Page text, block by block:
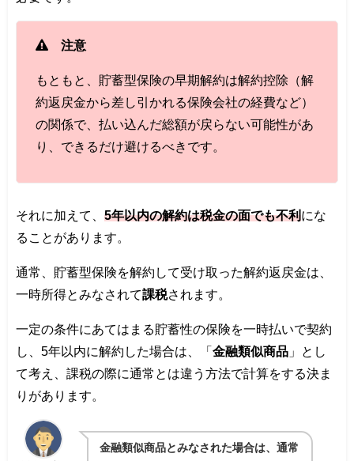
注意
もともと、貯蓄型保険の早期解約は解約控除（解
約返戻金から差し引かれる保険会社の経費など）
の関係で、払い込んだ総額が戻らない可能性があ
り、できるだけ避けるべきです。
それに加えて、 5年以内の解約は税金の面でも不利にな
ることがあります。
通常、貯蓄型保険を解約して受け取った解約返戻金は、
一時所得とみなされて課税されます。
一定の条件にあてはまる貯蓄性の保険を一時払いで契約
し、5年以内に解約した場合は、「 金融類似商品 」とし
て考え、課税の際に通常とは違う方法で計算をする決ま
りがあります。
金融類似商品とみなされた場合は、通常